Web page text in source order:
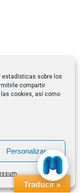
estadísticas sobre los
compartir
cookies, así como
Personalizar
Traducir »